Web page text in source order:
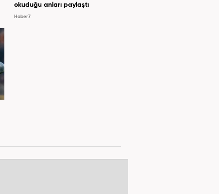
okuduğu anları paylaştı
Haber7